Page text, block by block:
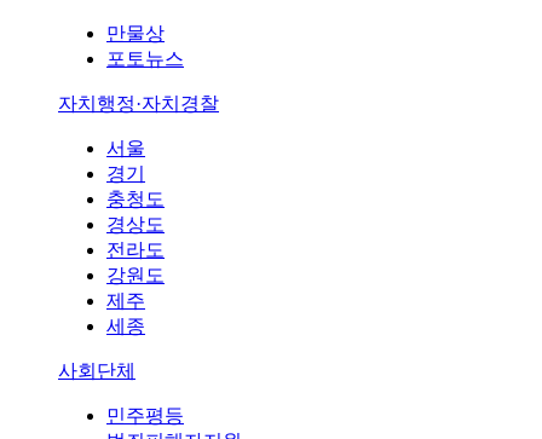
만물상
포토뉴스
자치행정·자치경찰
서울
경기
충청도
경상도
전라도
강원도
제주
세종
사회단체
민주평등